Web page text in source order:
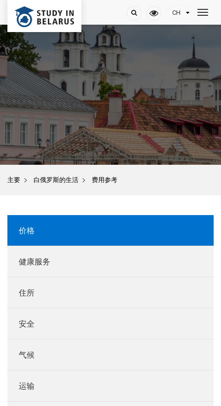
主要 > 白俄罗斯的生活 > 费用参考
价格
健康服务
住所
安全
气候
运输